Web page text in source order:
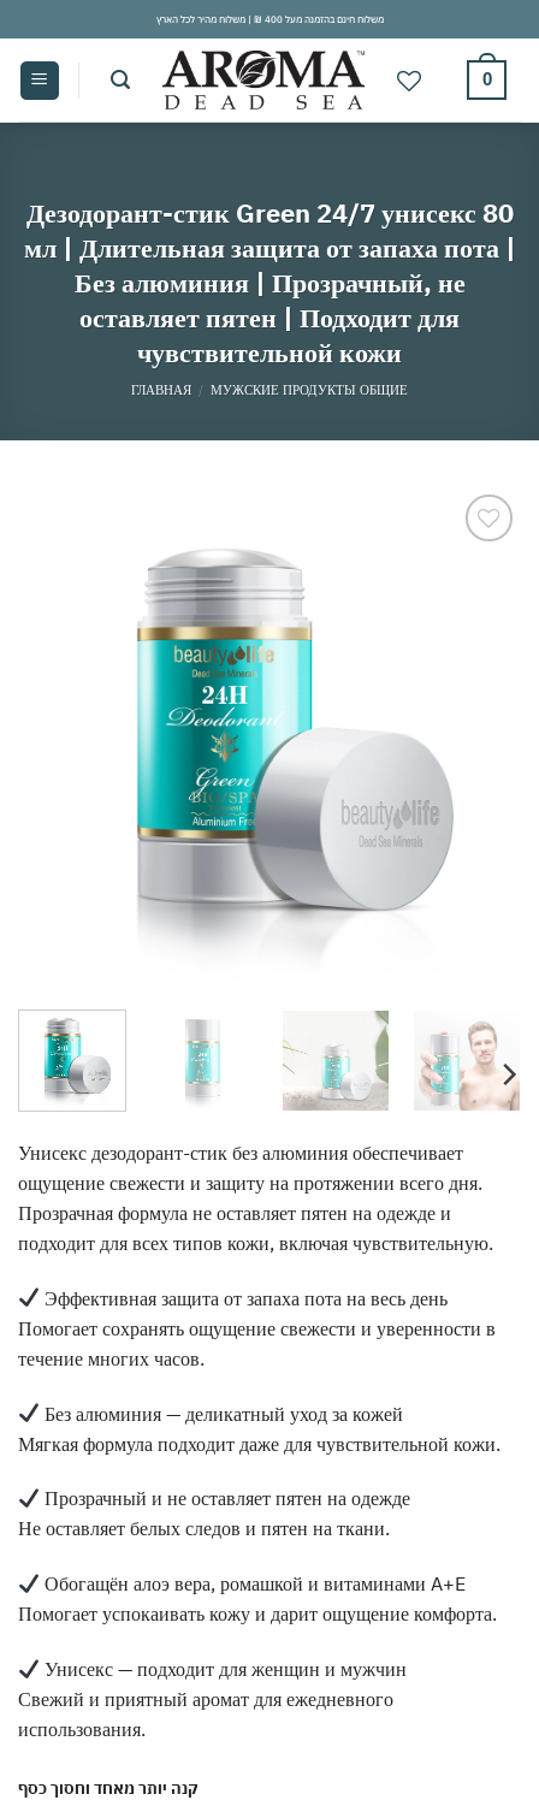
to
content
משלוח חינם בהזמנה מעל 400 ₪ | משלוח מהיר לכל הארץ
0
Дезодорант-стик Green 24/7 унисекс 80
мл | Длительная защита от запаха пота |
Без алюминия | Прозрачный, не
оставляет пятен | Подходит для
чувствительной кожи
ГЛАВНАЯ / МУЖСКИЕ ПРОДУКТЫ ОБЩИЕ
Унисекс дезодорант-стик без алюминия обеспечивает
ощущение свежести и защиту на протяжении всего дня.
Прозрачная формула не оставляет пятен на одежде и
подходит для всех типов кожи, включая чувствительную.
Эффективная защита от запаха пота на весь день
Помогает сохранять ощущение свежести и уверенности в
течение многих часов.
Без алюминия — деликатный уход за кожей
Мягкая формула подходит даже для чувствительной кожи.
Прозрачный и не оставляет пятен на одежде
Не оставляет белых следов и пятен на ткани.
Обогащён алоэ вера, ромашкой и витаминами A+E
Помогает успокаивать кожу и дарит ощущение комфорта.
Унисекс — подходит для женщин и мужчин
Свежий и приятный аромат для ежедневного
использования.
קנה יותר מאחד וחסוך כסף